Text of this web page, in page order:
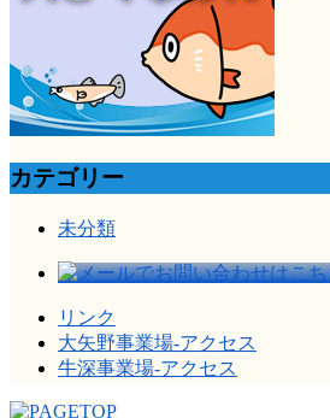
カテゴリー
未分類
リンク
大矢野事業場-アクセス
牛深事業場-アクセス